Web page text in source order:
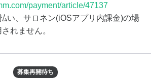
payment/article/47137
い、サロネン(iOSアプリ内課金)の場
れません。
募集再開待ち